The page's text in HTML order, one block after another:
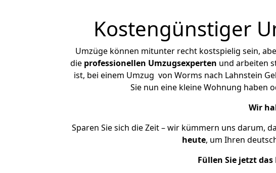
Kostengünstiger
Umzüge können mitunter recht kostspielig sein,
die professionellen Umzugsexperten und arbeiten
ist, bei einem Umzug von Worms nach Lahnstein
Sie nun eine kleine Wohnung haben
Wir
Sparen Sie sich die Zeit – wir kümmern uns darum,
heute, um Ihren
Füllen Sie jetzt